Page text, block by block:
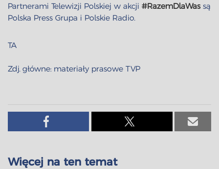
Partnerami Telewizji Polskiej w akcji #RazemDlaWassą
Polska Press Grupa i Polskie Radio.
TA
Zdj. główne: materiały prasowe TVP
Więcej na ten temat